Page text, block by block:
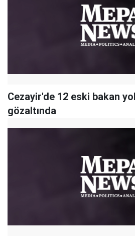
Cezayir'de 12 eski bakan
gözaltında